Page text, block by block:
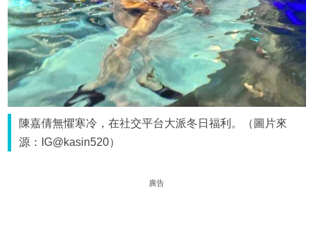
陳嘉倩無懼寒冷，在社交平台大派冬日福利。（圖片來
源：IG@kasin520）
廣告